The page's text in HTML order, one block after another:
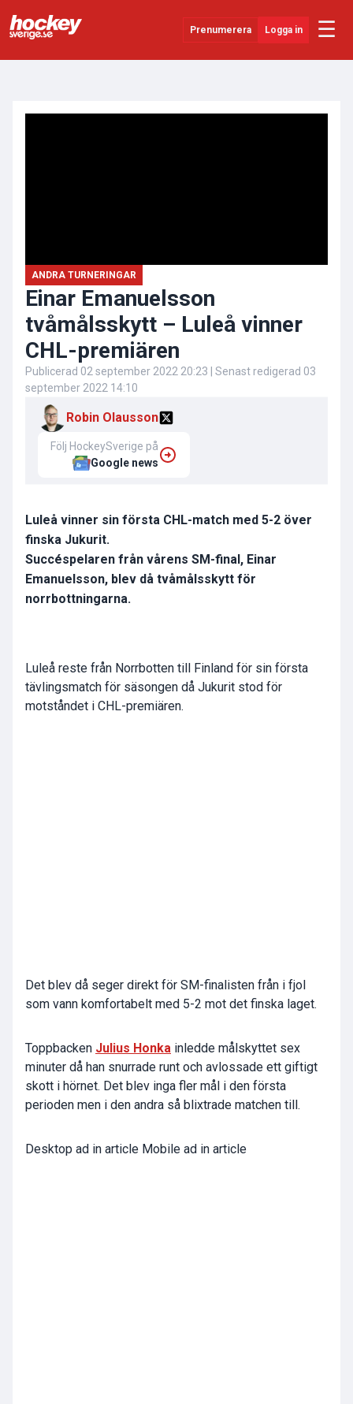
Prenumerera Logga in ☰
ANDRA TURNERINGAR
Einar Emanuelsson
tvåmålsskytt – Luleå vinner
CHL-premiären
Publicerad 02 september 2022 20:23 | Senast redigerad 03
september 2022 14:10
Robin Olausson
Följ HockeySverige på
Google news
Luleå vinner sin första CHL-match med 5-2 över
finska Jukurit.
Succéspelaren från vårens SM-final, Einar
Emanuelsson, blev då tvåmålsskytt för
norrbottningarna.
Luleå reste från Norrbotten till Finland för sin första
tävlingsmatch för säsongen då Jukurit stod för
motståndet i CHL-premiären.
Det blev då seger direkt för SM-finalisten från i fjol
som vann komfortabelt med 5-2 mot det finska laget.
Toppbacken Julius Honka inledde målskyttet sex
minuter då han snurrade runt och avlossade ett giftigt
skott i hörnet. Det blev inga fler mål i den första
perioden men i den andra så blixtrade matchen till.
Desktop ad in article Mobile ad in article